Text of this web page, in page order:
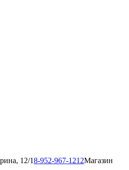
12/18-952-967-1212Магазин